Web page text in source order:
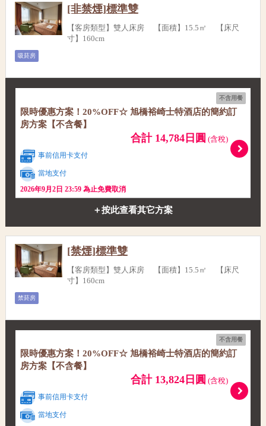
[非禁煙]標準雙
【客房類型】雙人床房 【面積】15.5㎡ 【床尺
寸】160cm
吸菸房
不含用餐
限時優惠方案！20%OFF☆ 旭橋裕崎士特酒店的簡約訂
房方案【不含餐】
合計 14,784日圓 (含稅)
事前信用卡支付
當地支付
2026年9月2日 23:59 為止免費取消
＋按此查看其它方案
[禁煙]標準雙
【客房類型】雙人床房 【面積】15.5㎡ 【床尺
寸】160cm
禁菸房
不含用餐
限時優惠方案！20%OFF☆ 旭橋裕崎士特酒店的簡約訂
房方案【不含餐】
合計 13,824日圓 (含稅)
事前信用卡支付
當地支付